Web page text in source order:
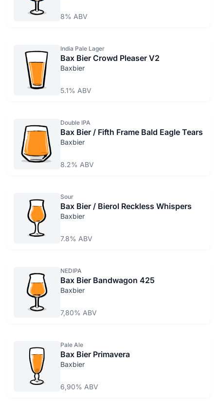
8% ABV
India Pale Lager
Bax Bier Crowd Pleaser V2
Baxbier
5.1% ABV
Double IPA
Bax Bier / Fifth Frame Bald Eagle Tears
Baxbier
8.2% ABV
Sour
Bax Bier / Bierol Reckless Whispers
Baxbier
7.8% ABV
NEDIPA
Bax Bier Bandwagon 425
Baxbier
7,80% ABV
Pale Ale
Bax Bier Primavera
Baxbier
6,90% ABV